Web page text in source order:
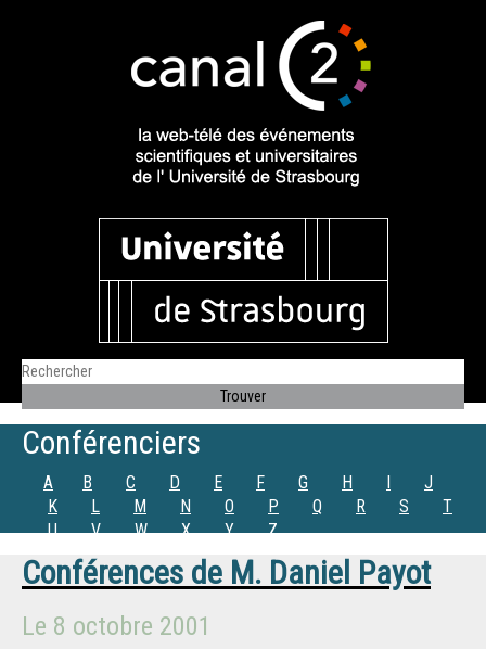
Conférenciers
A B C D E F G H I
J
K
L M N O P Q R S
T
U
V W X Y Z
Conférences de M. Daniel Payot
Le 8 octobre 2001